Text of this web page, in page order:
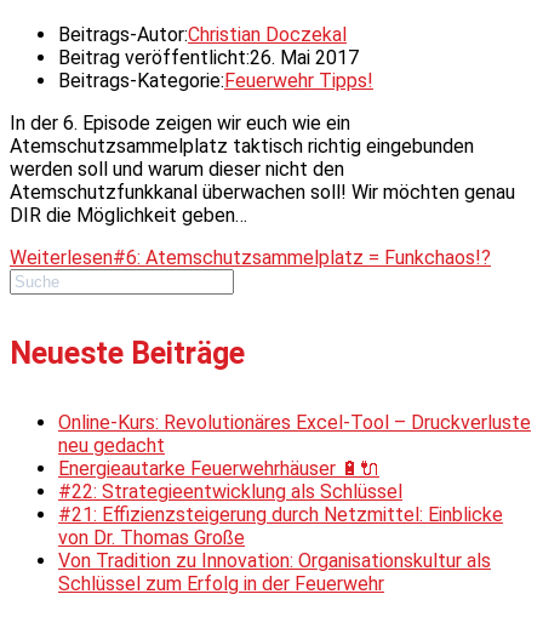
Beitrags-Autor:Christian Doczekal
Beitrag veröffentlicht:26. Mai 2017
Beitrags-Kategorie: Feuerwehr Tipps!
In der 6. Episode zeigen wir euch wie ein
Atemschutzsammelplatz taktisch richtig eingebunden
werden soll und warum dieser nicht den
Atemschutzfunkkanal überwachen soll! Wir möchten genau
DIR die Möglichkeit geben…
Weiterlesen#6: Atemschutzsammelplatz = Funkchaos!?
Neueste Beiträge
Online-Kurs: Revolutionäres Excel-Tool – Druckverluste
neu gedacht
Energieautarke Feuerwehrhäuser 🔋🔌
#22: Strategieentwicklung als Schlüssel
#21: Effizienzsteigerung durch Netzmittel: Einblicke
von Dr. Thomas Große
Von Tradition zu Innovation: Organisationskultur als
Schlüssel zum Erfolg in der Feuerwehr